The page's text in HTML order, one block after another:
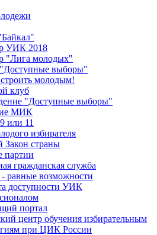
УИК 2018
"Лига молодых"
выборы"
молодым!
клуб
"Доступные выборы"
МИК
или 11
избирателя
Закон страны
партии
гражданская служба
равные возможности
доступности УИК
портал
центр обучения избирательным
при ЦИК России